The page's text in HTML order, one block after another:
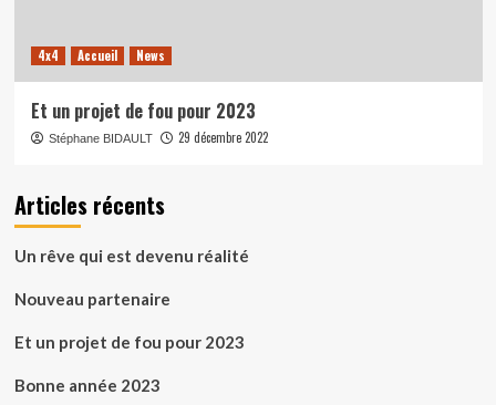
4x4 Accueil News
Et un projet de fou pour 2023
Stéphane BIDAULT 29 décembre 2022
Articles récents
Un rêve qui est devenu réalité
Nouveau partenaire
Et un projet de fou pour 2023
Bonne année 2023